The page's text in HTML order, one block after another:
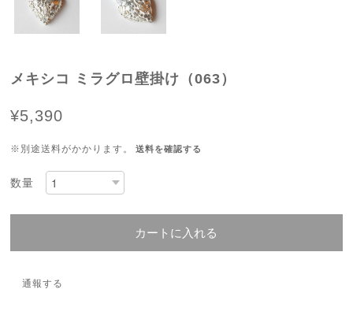
メキシコ ミラグロ壁掛け（063）
¥5,390
※別途送料がかかります。 送料を確認する
数量
カートに入れる
通報する